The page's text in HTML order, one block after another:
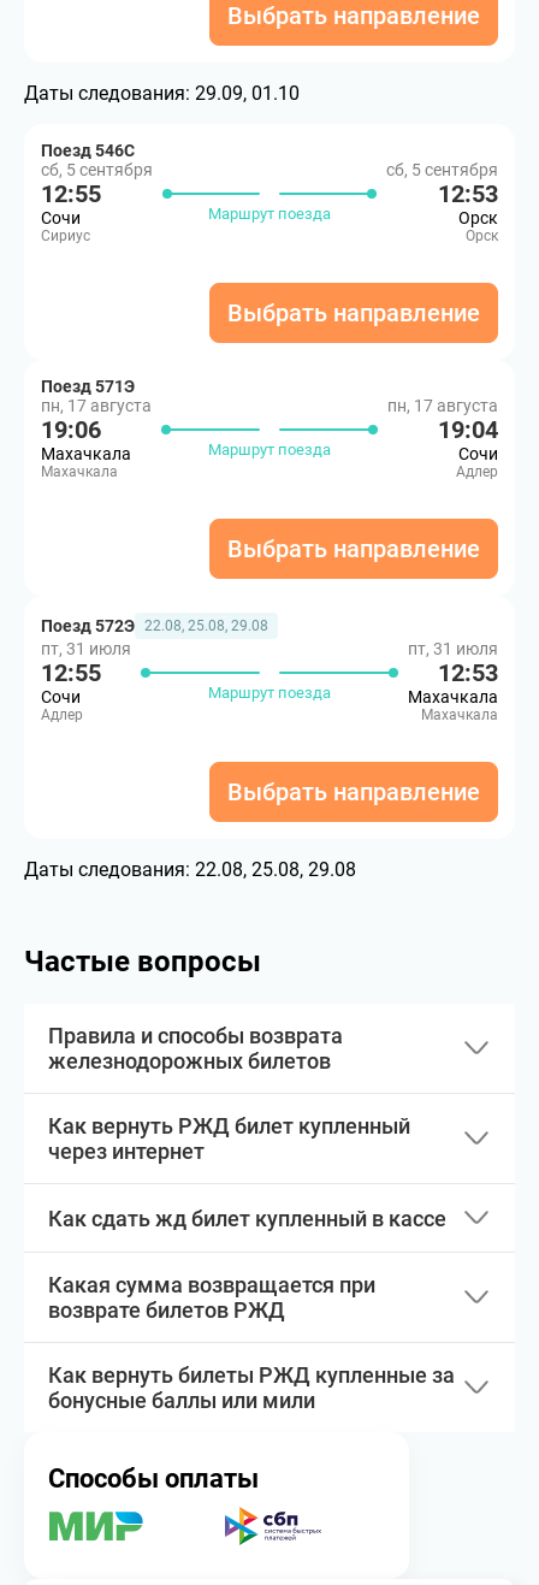
Выбрать направление
Даты следования: 29.09, 01.10
Поезд 546С
сб, 5 сентября
12:55
Сочи
Сириус
Маршрут поезда
сб, 5 сентября
12:53
Орск
Орск
Выбрать направление
Поезд 571Э
пн, 17 августа
19:06
Махачкала
Махачкала
Маршрут поезда
пн, 17 августа
19:04
Сочи
Адлер
Выбрать направление
Поезд 572Э 22.08, 25.08, 29.08
пт, 31 июля
12:55
Сочи
Адлер
Маршрут поезда
пт, 31 июля
12:53
Махачкала
Махачкала
Выбрать направление
Даты следования: 22.08, 25.08, 29.08
Частые вопросы
Правила и способы возврата
железнодорожных билетов
Как вернуть РЖД билет купленный
через интернет
Как сдать жд билет купленный в кассе
Какая сумма возвращается при
возврате билетов РЖД
Как вернуть билеты РЖД купленные за
бонусные баллы или мили
Способы оплаты